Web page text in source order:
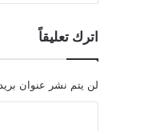
اترك تعليقاً
لن يتم نشر عنوان